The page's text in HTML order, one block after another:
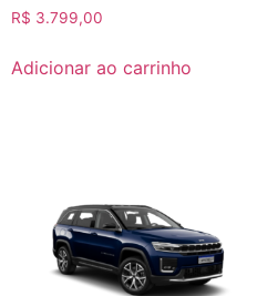
R$ 3.799,00
Adicionar ao carrinho